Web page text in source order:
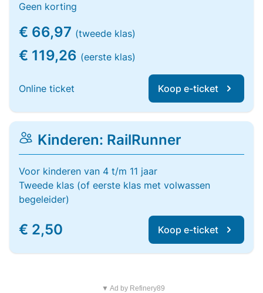
Geen korting
€ 66,97 (tweede klas)
€ 119,26 (eerste klas)
Online ticket Koop e-ticket
Kinderen: RailRunner
Voor kinderen van 4 t/m 11 jaar
Tweede klas (of eerste klas met volwassen
begeleider)
€ 2,50 Koop e-ticket
▼ Ad by Refinery89